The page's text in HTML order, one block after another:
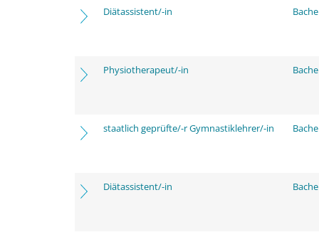
Diätassistent/-in
Physiotherapeut/-in
staatlich geprüfte/-r Gymnastiklehrer/-in
Diätassistent/-in